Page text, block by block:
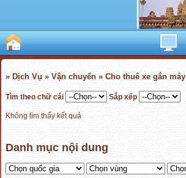
» Dịch Vụ » Vận chuyển » Cho thuê xe gắn máy
Tìm theo chữ cái Sắp xếp
Không tìm thấy kết quả
Danh mục nội dung